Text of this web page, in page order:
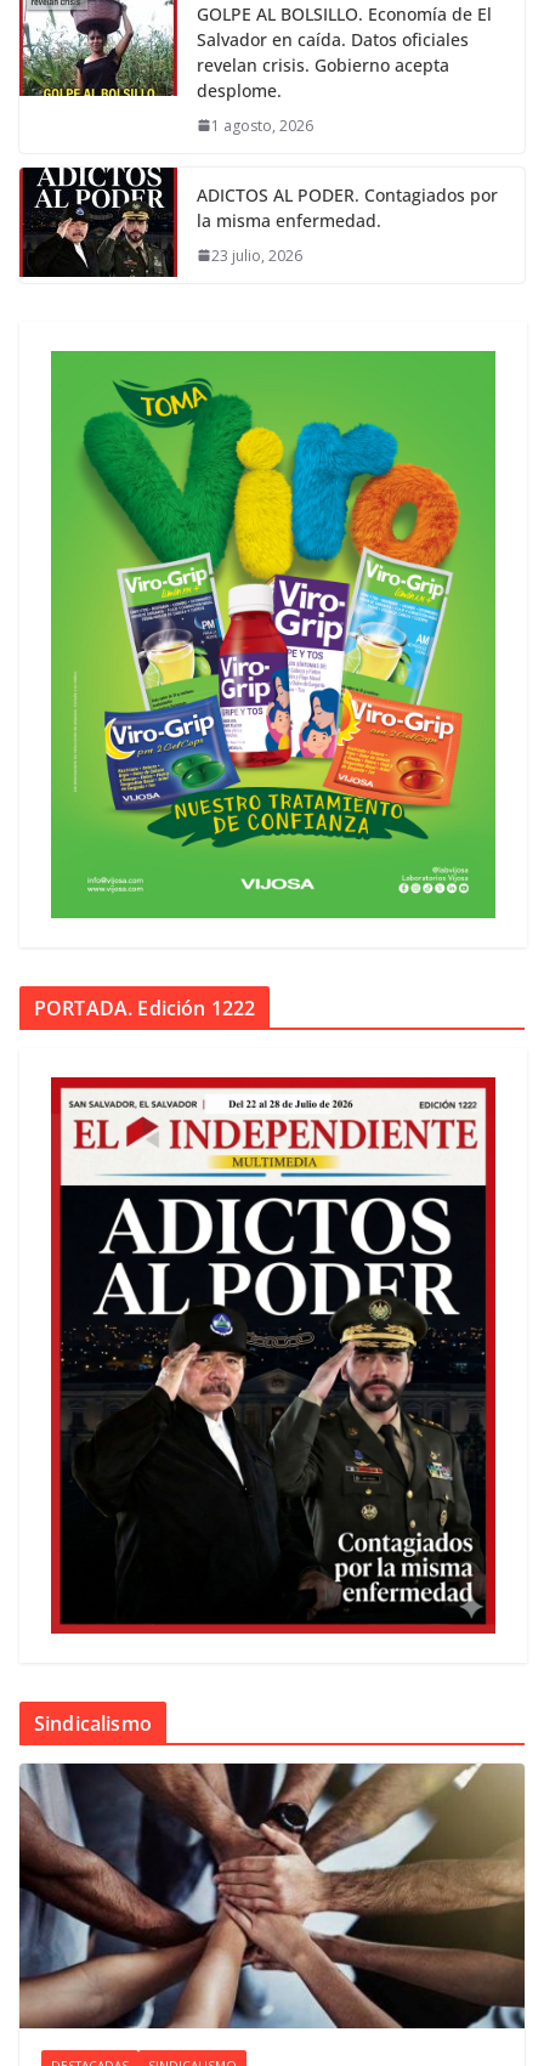
GOLPE AL BOLSILLO. Economía de El
Salvador en caída. Datos oficiales
revelan crisis. Gobierno acepta
desplome.
1 agosto, 2026
ADICTOS AL PODER. Contagiados por
la misma enfermedad.
23 julio, 2026
PORTADA. Edición 1222
Sindicalismo